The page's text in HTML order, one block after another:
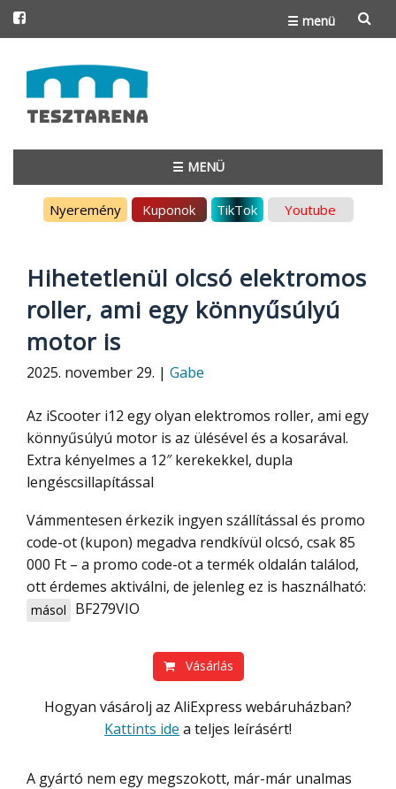
☰ menü
to
content
☰ MENÜ
Nyeremény Kuponok TikTok Youtube
Hihetetlenül olcsó elektromos
roller, ami egy könnyűsúlyú
motor is
2025. november 29. | Gabe
Az iScooter i12 egy olyan elektromos roller, ami egy
könnyűsúlyú motor is az ülésével és a kosarával.
Extra kényelmes a 12″ kerekekkel, dupla
lengéscsillapítással
Vámmentesen érkezik ingyen szállítással és promo
code-ot (kupon) megadva rendkívül olcsó, csak 85
000 Ft – a promo code-ot a termék oldalán találod,
ott érdemes aktiválni, de jelenleg ez is használható:
másol BF279VIO
Vásárlás
Hogyan vásárolj az AliExpress webáruházban?
Kattints ide a teljes leírásért!
A gyártó nem egy megszokott, már-már unalmas